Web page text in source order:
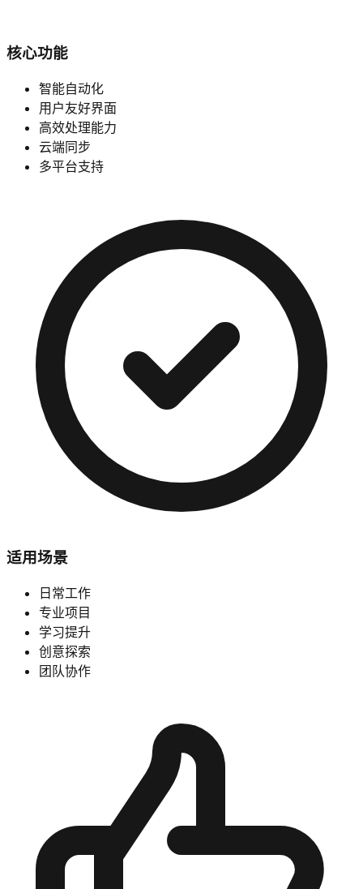
核心功能
智能自动化
用户友好界面
高效处理能力
云端同步
多平台支持
适用场景
日常工作
专业项目
学习提升
创意探索
团队协作